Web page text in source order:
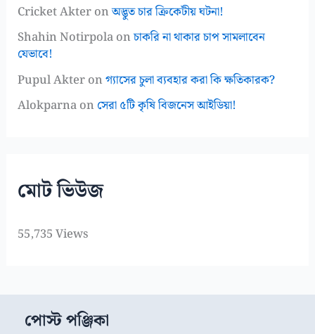
Cricket Akteronঅদ্ভুত চার ক্রিকেটীয় ঘটনা!
Shahin Notirpolaonচাকরি না থাকার চাপ সামলাবেন
যেভাবে!
Pupul Akteronগ্যাসের চুলা ব্যবহার করা কি ক্ষতিকারক?
Alokparnaon সেরা ৫টি কৃষি বিজনেস আইডিয়া!
মোট ভিউজ
55,735 Views
পোস্ট পঞ্জিকা